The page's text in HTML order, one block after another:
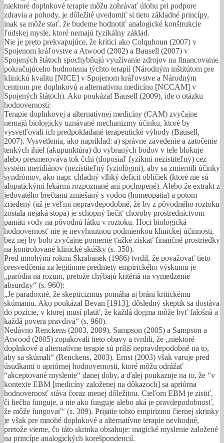
niektoré doplnkové terapie môžu zohrávať úlohu pri podpore
zdravia a pohody, je dôležité uvedomiť si tieto základné princípy,
inak sa môže stať, že budeme hodnotiť analogické konštrukcie
ľudskej mysle, ktoré nemajú fyzikálny základ.
Nie je preto prekvapujúce, že kritici ako Colquhoun (2007) v
Spojenom kráľovstve a Atwood (2002) a Bausell (2007) v
Spojených štátoch spochybňujú využívanie zdrojov na financovanie
pokračujúceho hodnotenia týchto terapií (Národným inštitútom pre
klinickú kvalitu [NICE] v Spojenom kráľovstve a Národným
centrom pre doplnkovú a alternatívnu medicínu [NCCAM] v
Spojených štátoch). Ako poukázal Bausell (2009), ide o otázku
hodnovernosti:
Terapie doplnkovej a alternatívnej medicíny (CAM) zvyčajne
nemajú biologicky uznávané mechanizmy účinku, ktoré by
vysvetľovali ich predpokladané terapeutické výhody (Bausell,
2007). Vysvetlenia, ako napríklad: a) správne zavedenie a zatočenie
tenkých ihiel (akupunktúra) do vybraných bodov v tele blokuje
alebo presmerováva tok čchi (doposiaľ fyzikmi nezistiteľný) cez
systém meridiánov (nezistiteľný fyziológmi), aby sa zmiernili účinky
syndrómov, ako napr. chladný vlhký deficit obličiek (ktoré nie sú
alopatickými lekármi rozpoznané ani pochopené). Alebo že extrakt z
jedovatého brečtanu zmiešaný s vodou (homeopatia) a potom
zriedený (až je veľmi nepravdepodobné, že by z pôvodného roztoku
zostala nejaká stopa) je schopný liečiť choroby prostredníctvom
pamäti vody na pôvodnú látku v roztoku. Hoci biologická
hodnovernosť nie je nevyhnutnou podmienkou klinickej účinnosti,
bez nej by bolo zvyčajne pomerne ťažké získať finančné prostriedky
na kontrolované klinické skúšky (s. 350).
Pred mnohými rokmi Skrabanek (1986) tvrdil, že považovať tieto
presvedčenia za legitímne predmety empirického výskumu je
„paródia na rozum, pretože chýbajú kritériá na vymedzenie
absurdity“ (s. 960):
„Je paradoxné, že skepticizmus pomáha aj bráni kritickému
skúmaniu. Ako poukázal Bevan [1913], dôsledný skeptik sa dostáva
do pozície, v ktorej musí platiť, že každá dogma môže byť falošná a
každá povera pravdivá“ (s. 960).
Nedávno Renckens (2003, 2009), Sampson (2005) a Sampson a
Atwood (2005) zopakovali tieto obavy a tvrdili, že „niektoré
doplnkové a alternatívne terapie sú príliš nepravdepodobné na to,
aby sa skúmali“ (Renckens, 2003). Ernst (2003) však varuje pred
úsudkami o apriórnej hodnovernosti, ktoré môžu odrážať
“akceptované myslenie“ danej doby, a ďalej poukazuje na to, že “v
kontexte EBM [medicíny založenej na dôkazoch] sa apriórna
hodnovernosť stáva čoraz menej dôležitou. Cieľom EBM je zistiť,
či liečba funguje, a nie ako funguje alebo aká je pravdepodobnosť,
že môže fungovať“ (s. 309). Prijatie tohto empirizmu čiernej skrinky
je však pre mnohé doplnkové a alternatívne terapie nevhodné,
pretože vieme, čo táto skrinka obsahuje: magické myslenie založené
na princípe analogických korešpondencií.